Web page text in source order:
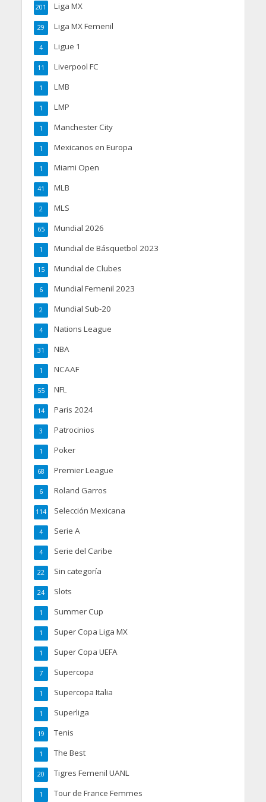
Liga MX
201
Liga MX Femenil
29
Ligue 1
4
Liverpool FC
11
LMB
1
LMP
1
Manchester City
1
Mexicanos en Europa
1
Miami Open
1
MLB
41
MLS
2
Mundial 2026
65
Mundial de Básquetbol 2023
1
Mundial de Clubes
15
Mundial Femenil 2023
6
Mundial Sub-20
2
Nations League
4
NBA
31
NCAAF
1
NFL
55
Paris 2024
14
Patrocinios
3
Poker
1
Premier League
68
Roland Garros
6
Selección Mexicana
114
Serie A
4
Serie del Caribe
4
Sin categoría
22
Slots
24
Summer Cup
1
Super Copa Liga MX
1
Super Copa UEFA
1
Supercopa
7
Supercopa Italia
1
Superliga
1
Tenis
19
The Best
1
Tigres Femenil UANL
20
Tour de France Femmes
1